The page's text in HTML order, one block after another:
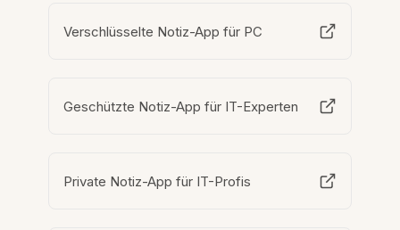
Verschlüsselte Notiz-App für PC
Geschützte Notiz-App für IT-Experten
Private Notiz-App für IT-Profis